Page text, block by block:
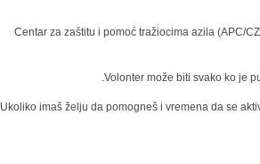
Centar za zaštitu i pomoć tražiocima azila (APC/
Volonter može biti svako ko je
Ukoliko imaš želju da pomogneš i vremena da se